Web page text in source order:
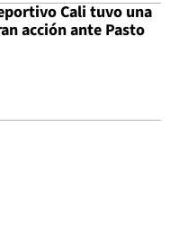
Cali tuvo una
acción ante Pasto